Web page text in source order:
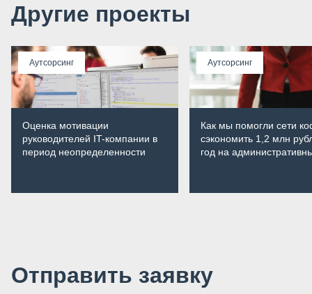
Другие проекты
Аутсорсинг
Оценка мотивации
руководителей IT-компании в
период неопределенности
Аутсорсинг
Как мы помогли сети
сэкономить 1,2 млн
год на
Отправить заявку